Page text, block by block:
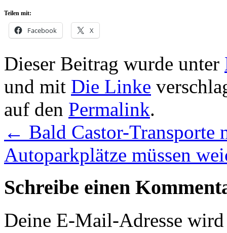
Teilen mit:
Facebook X
Dieser Beitrag wurde unter
und mit Die Linke
auf den Permalink.
← Bald Castor-Transporte
Autoparkplätze müssen
Schreibe einen
Deine E-Mail-Adresse